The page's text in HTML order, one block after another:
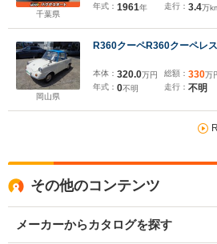
千葉県
年式： 1961年
走行： 3.4万
岡山県
R360クーペR360クーペレ
本体： 320.0万円
年式： 0不明
総額： 330万
走行： 不明
その他のコンテンツ
メーカーからカタログを探す